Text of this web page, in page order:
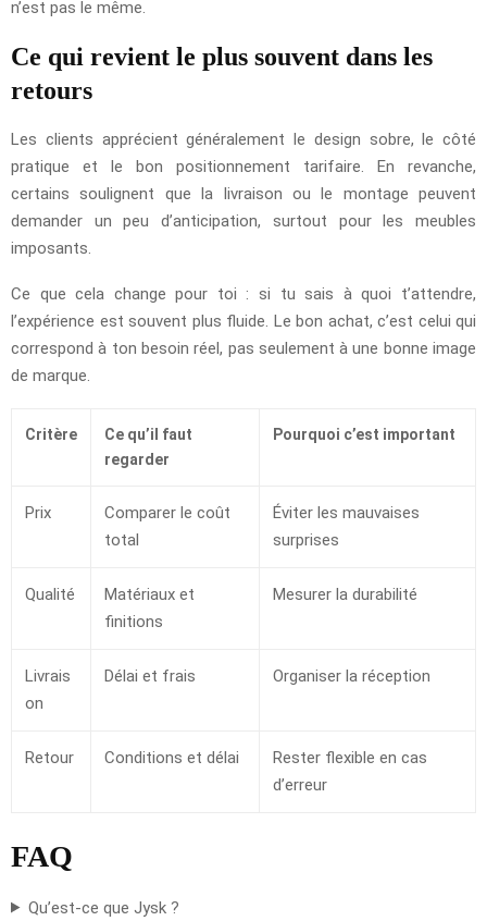
n’est pas le même.
Ce qui revient le plus souvent dans les
retours
Les clients apprécient généralement le design sobre, le côté
pratique et le bon positionnement tarifaire. En revanche,
certains soulignent que la livraison ou le montage peuvent
demander un peu d’anticipation, surtout pour les meubles
imposants.
Ce que cela change pour toi : si tu sais à quoi t’attendre,
l’expérience est souvent plus fluide. Le bon achat, c’est celui qui
correspond à ton besoin réel, pas seulement à une bonne image
de marque.
Critère
Ce qu’il faut
regarder
Pourquoi c’est important
Prix
Comparer le coût
total
Éviter les mauvaises
surprises
Qualité
Matériaux et
finitions
Mesurer la durabilité
Livrais
on
Délai et frais Organiser la réception
Retour Conditions et délai
Rester flexible en cas
d’erreur
FAQ
Qu’est-ce que Jysk ?